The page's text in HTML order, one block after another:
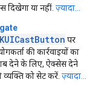
दिखेगा या नहीं. ज़्यादा...
Button पर
की कार्रवाइयों का
देने के लिए, ऐक्सेस देने
व्यक्ति को सेट करें. ज़्यादा...